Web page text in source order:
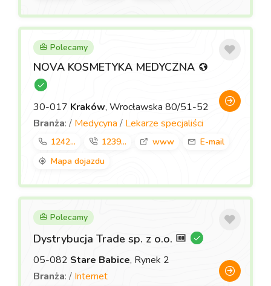
Polecamy
NOVA KOSMETYKA MEDYCZNA
30-017 Kraków, Wrocławska 80/51-52
Branża: / Medycyna / Lekarze specjaliści
1242... 1239... www
E-mail
Mapa dojazdu
Polecamy
Dystrybucja Trade sp. z o.o.
05-082 Stare Babice, Rynek 2
Branża: / Internet